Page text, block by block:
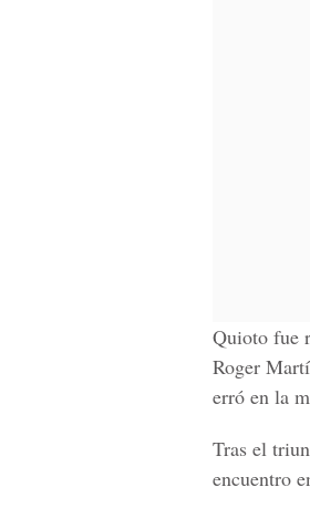
Quioto fue
Roger
erró en la
Tras el
encuentro